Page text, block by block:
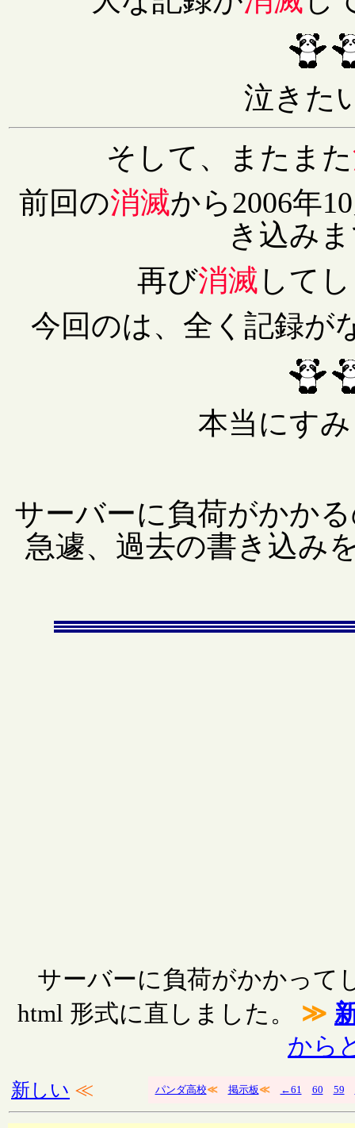
泣きた
そして、またまた
前回の消滅から2006年
き込み
再び消滅 して
今回のは、全く記録が
本当にす
サーバーに負荷がかか
急遽、過去の書き込み
サーバーに負荷がかかって
html 形式に直しました。 ≫
から
新しい ≪ パンダ高校≪ 掲示板≪ ←61 60 59